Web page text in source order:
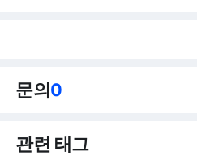
문의0
관련 태그